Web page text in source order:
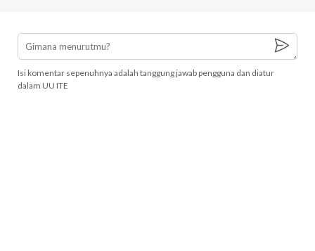
Isi komentar sepenuhnya adalah tanggung jawab pengguna dan diatur
dalam UU ITE